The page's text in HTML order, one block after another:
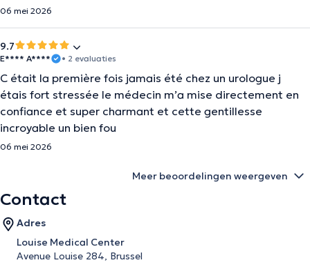
06 mei 2026
9.7
E**** A**** • 2 evaluaties
C était la première fois jamais été chez un urologue j
étais fort stressée le médecin m’a mise directement en
confiance et super charmant et cette gentillesse
incroyable un bien fou
06 mei 2026
Meer beoordelingen weergeven
Contact
Adres
Louise Medical Center
Avenue Louise 284, Brussel